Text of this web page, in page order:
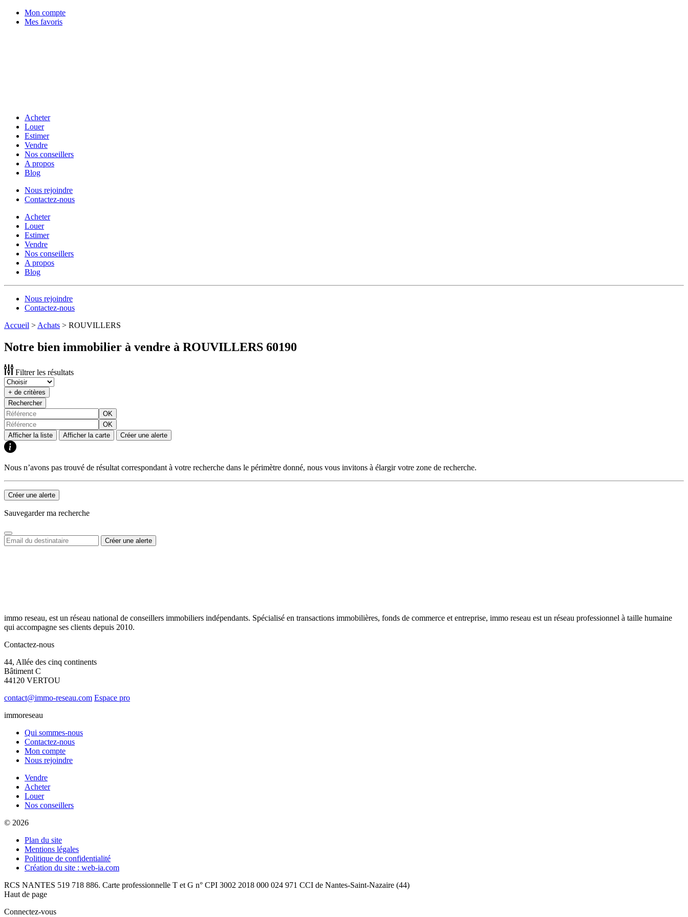
Mon compte
Mes favoris
Acheter
Louer
Estimer
Vendre
Nos conseillers
A propos
Blog
Nous rejoindre
Contactez-nous
Acheter
Louer
Estimer
Vendre
Nos conseillers
A propos
Blog
Nous rejoindre
Contactez-nous
Accueil > Achats > ROUVILLERS
Notre bien immobilier à vendre à ROUVILLERS 60190
Filtrer les résultats
+ de critères
Rechercher
OK
OK
Afficher la liste
Afficher la carte Créer une alerte
Nous n’avons pas trouvé de résultat correspondant à votre recherche dans le périmètre donné, nous vous invitons à élargir votre zone de recherche.
Créer une alerte
Sauvegarder ma recherche
immo reseau, est un réseau national de conseillers immobiliers indépendants. Spécialisé en transactions immobilières, fonds de commerce et entreprise, immo reseau est un réseau professionnel à taille humaine
qui accompagne ses clients depuis 2010.
Contactez-nous
44, Allée des cinq continents
Bâtiment C
44120 VERTOU
contact@immo-reseau.com Espace pro
immoreseau
Qui sommes-nous
Contactez-nous
Mon compte
Nous rejoindre
Vendre
Acheter
Louer
Nos conseillers
© 2026
Plan du site
Mentions légales
Politique de confidentialité
Création du site : web-ia.com
RCS NANTES 519 718 886. Carte professionnelle T et G n° CPI 3002 2018 000 024 971 CCI de Nantes-Saint-Nazaire (44)
Haut de page
Connectez-vous